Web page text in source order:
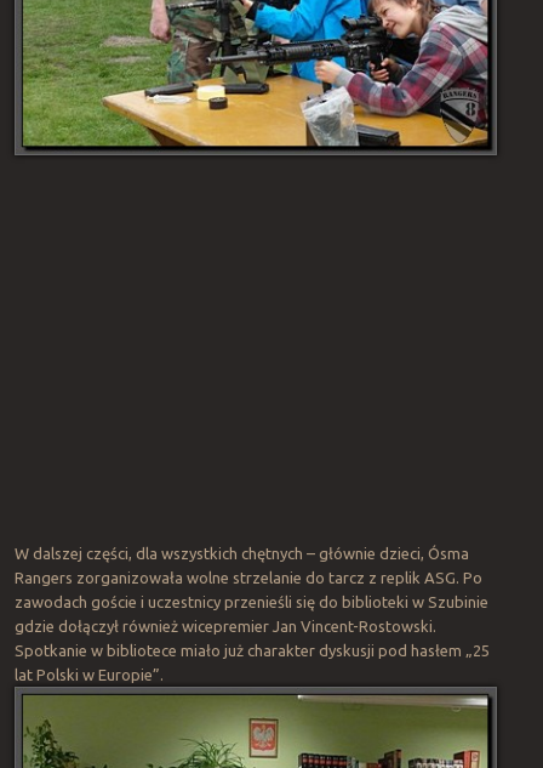
W dalszej części, dla wszystkich chętnych – głównie dzieci, Ósma
Rangers zorganizowała wolne strzelanie do tarcz z replik ASG. Po
zawodach goście i uczestnicy przenieśli się do biblioteki w Szubinie
gdzie dołączył również wicepremier Jan Vincent-Rostowski.
Spotkanie w bibliotece miało już charakter dyskusji pod hasłem „25
lat Polski w Europie”.